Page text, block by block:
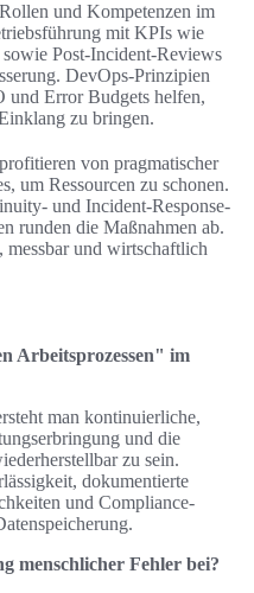
und Kompetenzen im
mit KPIs wie
Post-Incident-Reviews
DevOps-Prinzipien
Error Budgets helfen,
zu bringen.
von pragmatischer
um Ressourcen zu schonen.
und Incident-Response-
runden die Maßnahmen ab.
messbar und wirtschaftlich
Arbeitsprozessen" im
man kontinuierliche,
und die
zu sein.
dokumentierte
und Compliance-
menschlicher Fehler bei?